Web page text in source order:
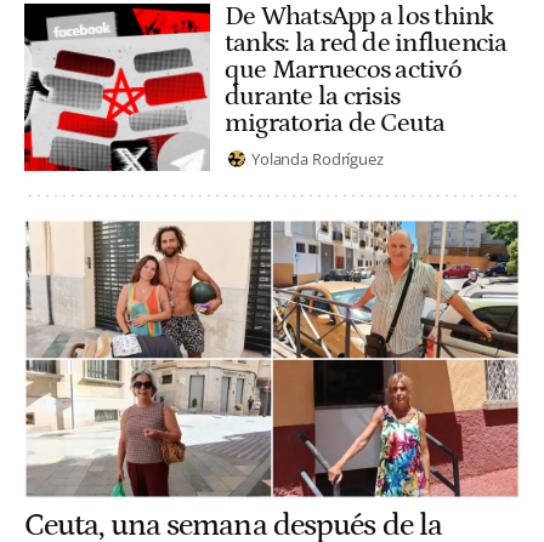
De WhatsApp a los think
tanks: la red de influencia
que Marruecos activó
durante la crisis
migratoria de Ceuta
Yolanda Rodríguez
Ceuta, una semana después de la